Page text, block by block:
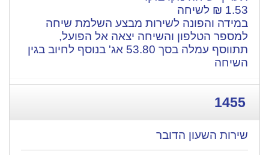
​1.53 ₪ לשיחה
במידה והפונה לשירות מבצע השלמת שיחה
למספר הטלפון והשיחה יצאה אל הפועל,
תתווסף עמלה בסך 53.80 אג' בנוסף לחיוב בגין
השיחה
1455
שירות השעון הדובר